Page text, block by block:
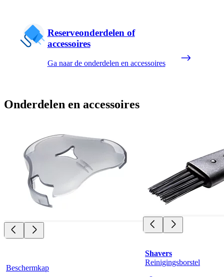
Reserveonderdelen of
accessoires
Ga naar de onderdelen en accessoires
Onderdelen en accessoires
Beschermkap
Shavers
Reinigingsborstel